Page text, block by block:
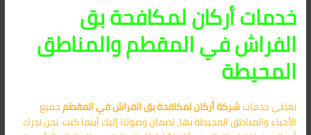
خدمات أركان لمكافحة بق
الفراش في المقطم والمناطق
المحيطة
تغطي خدماتشركة أركان لمكافحة بق الفراش في المقطمجميع
الأحياء والمناطق المحيطة بها، لضمان وصولنا إليك أينما كنت. نحن ندرك